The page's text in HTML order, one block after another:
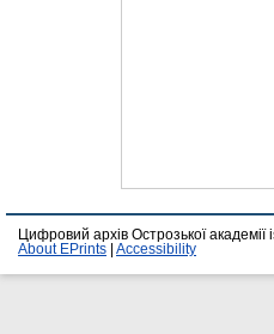
Цифровий архів Острозької
About EPrints
Accessibility